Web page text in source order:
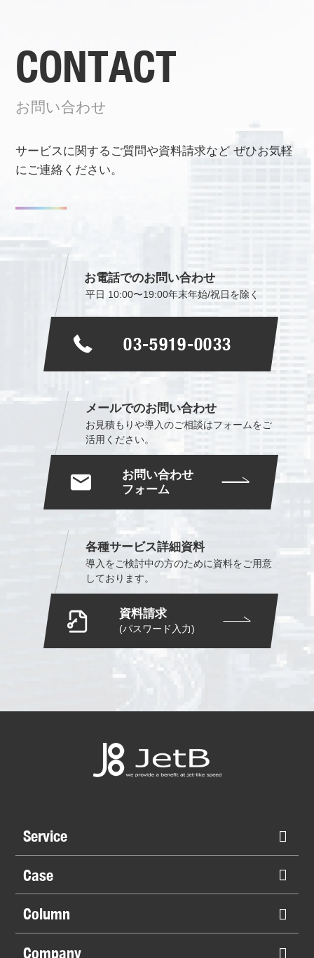
CONTACT
お問い合わせ
サービスに関するご質問や資料請求などぜひお気軽
にご連絡ください。
お電話でのお問い合わせ
平日 10:00〜19:00年末年始/祝日を除く
03-5919-0033
メールでのお問い合わせ
お見積もりや導入のご相談はフォームをご
活用ください。
お問い合わせ
フォーム
各種サービス詳細資料
導入をご検討中の方のために資料をご用意
しております。
資料請求
(パスワード入力)
Service
Case
Column
Company